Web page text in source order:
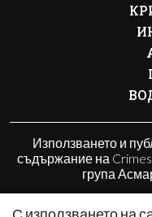
Използването и
съдържание на
група
© 2010 - 2026 |